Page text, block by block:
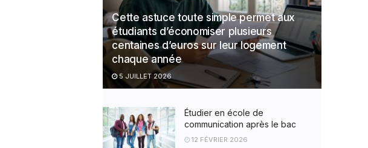
Cette astuce toute simple permet aux
étudiants d’économiser plusieurs
centaines d’euros sur leur logement
chaque année
5 JUILLET 2026
Étudier en école de
communication après le bac
12 FÉVRIER 2026